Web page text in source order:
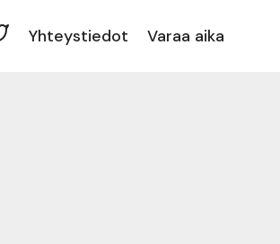
Yhteystiedot Varaa aika